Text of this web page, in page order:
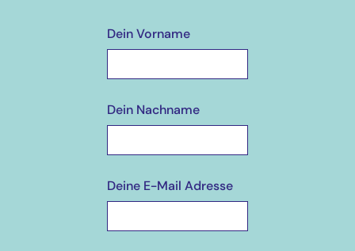
Dein Vorname
Dein Nachname
Deine E-Mail Adresse